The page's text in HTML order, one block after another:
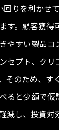
回りを利かせ
す。顧客獲得
やすい製品
セプト、ク
そのため、す
ると少額で
減し、投資